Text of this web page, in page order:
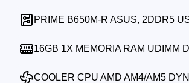
PRIME B650M-R ASUS, 2DDR5
16GB 1X MEMORIA RAM UDIMM
COOLER CPU AMD AM4/AM5